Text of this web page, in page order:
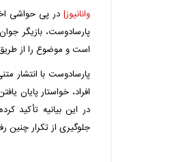
وانانیوز| در پی حواشی
پارسادوست، بازیگر
است و موضوع را از
پارسادوست با انتشار
افراد، خواستار پایان
در این بیانیه تأکید
جلوگیری از تکرار چنین